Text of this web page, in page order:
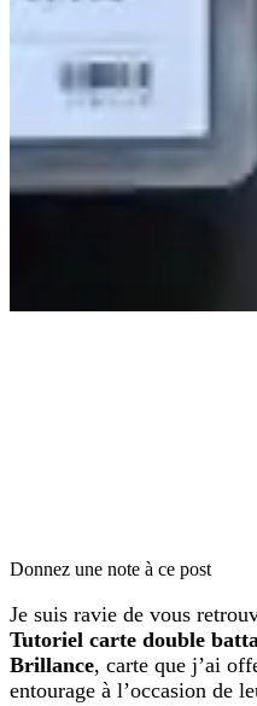
Donnez une note à ce post
Je suis ravie de vous
Tutoriel carte double
Brillance, carte que j’ai
entourage à l’occasion de